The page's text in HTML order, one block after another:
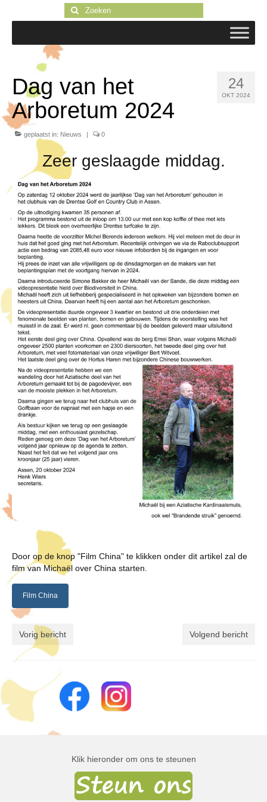
Zoeken
naar:
24
OKT 2024
Dag van het
Arboretum 2024
geplaatst in: Nieuws | 0
Zeer geslaagde middag.
Door op de knop "Film China" te klikken onder dit artikel zal de
film van Michaël over China starten.
Film China
Vorig bericht Volgend bericht
Klik hieronder om ons te steunen